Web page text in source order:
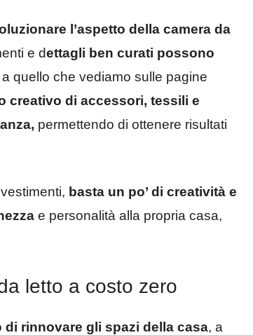
l’aspetto della camera da
e dettagli ben curati possono
a quello che vediamo sulle pagine
creativo di accessori, tessili e
permettendo di ottenere risultati
basta un po’ di creatività e
e personalità alla propria casa,
letto a costo zero
di rinnovare gli spazi della casa, a